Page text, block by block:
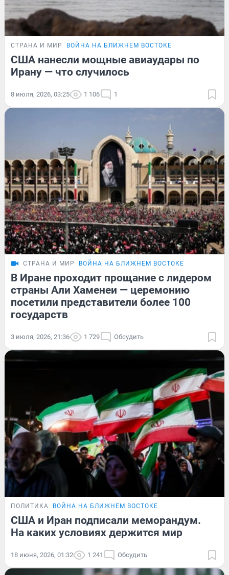
СТРАНА И МИР ВОЙНА НА БЛИЖНЕМ ВОСТОКЕ
США нанесли мощные авиаудары по
Ирану — что случилось
8 июля, 2026, 03:25 1 106 1
СТРАНА И МИР ВОЙНА НА БЛИЖНЕМ ВОСТОКЕ
В Иране проходит прощание с лидером
страны Али Хаменеи — церемонию
посетили представители более 100
государств
3 июля, 2026, 21:36 1 729 Обсудить
ПОЛИТИКА ВОЙНА НА БЛИЖНЕМ ВОСТОКЕ
США и Иран подписали меморандум.
На каких условиях держится мир
18 июня, 2026, 01:32 1 241 Обсудить